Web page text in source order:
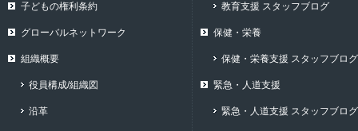
子どもの権利条約
グローバルネットワーク
組織概要
役員構成/組織図
沿革
教育支援 スタッフブログ
保健・栄養
保健・栄養支援 スタッフブログ
緊急・人道支援
緊急・人道支援 スタッフブログ